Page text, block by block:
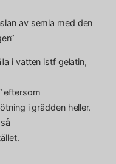
av semla med den
i vatten istf gelatin,
eftersom
i grädden heller.